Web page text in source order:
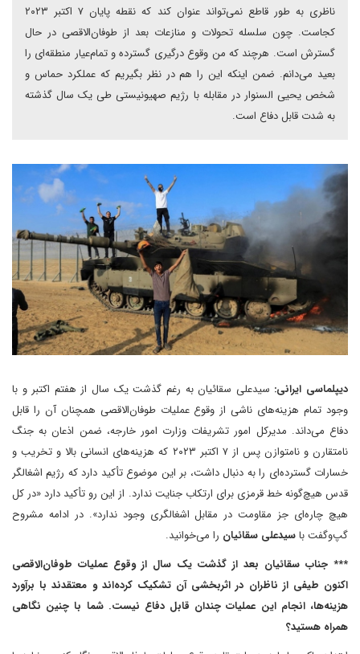
ناظری به طور قاطع نمی‌تواند عنوان کند که نقطه پایان ۷ اکتبر ۲۰۲۳
کجاست. چون سلسله تحولات و منازعات بعد از طوفان‌الاقصی در حال
گسترش است. هرچند که من وقوع درگیری گسترده و تمام‌عیار منطقه‌ای را
بعید می‌دانم. ضمن اینکه این را هم در نظر بگیریم که عملکرد حماس و
شخص یحیی السنوار در مقابله با رژیم صهیونیستی طی یک سال گذشته
به شدت قابل دفاع است.
دیپلماسی ایرانی: سیدعلی سقائیان به رغم گذشت یک سال از هفتم اکتبر و با
وجود تمام هزینه‌های ناشی از وقوع عملیات طوفان‌الاقصی همچنان آن را قابل
دفاع می‌داند. مدیرکل امور تشریفات وزارت امور خارجه، ضمن اذعان به جنگ
نامتقارن و نامتوازن پس از ۷ اکتبر ۲۰۲۳ که هزینه‌های انسانی بالا و تخریب و
خسارات گسترده‌ای را به دنبال داشت، بر این موضوع تأکید دارد که رژیم اشغالگر
قدس هیچ‌گونه خط قرمزی برای ارتکاب جنایت ندارد. از این رو تأکید دارد «در کل
هیچ چاره‌ای جز مقاومت در مقابل اشغالگری وجود ندارد». در ادامه مشروح
گپ‌و‌گفت باسیدعلی سقائیان را می‌خوانید.
*** جناب سقائیان بعد از گذشت یک سال از وقوع عملیات طوفان‌الاقصی
اکنون طیفی از ناظران در اثربخشی آن تشکیک کرده‌اند و معتقدند با برآورد
هزینه‌ها، انجام این عملیات چندان قابل دفاع نیست. شما با چنین نگاهی
همراه هستید؟